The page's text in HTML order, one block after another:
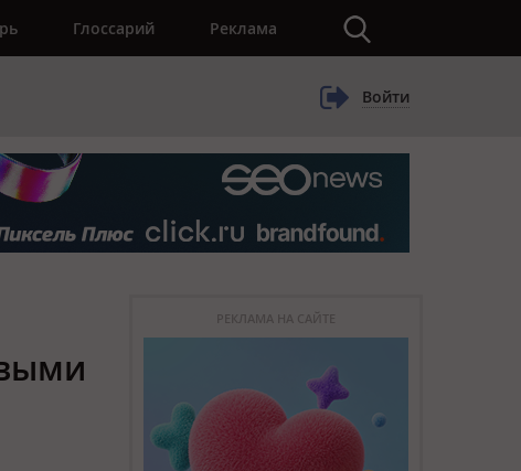
Глоссарий Реклама
Войти
РЕКЛАМА НА САЙТЕ